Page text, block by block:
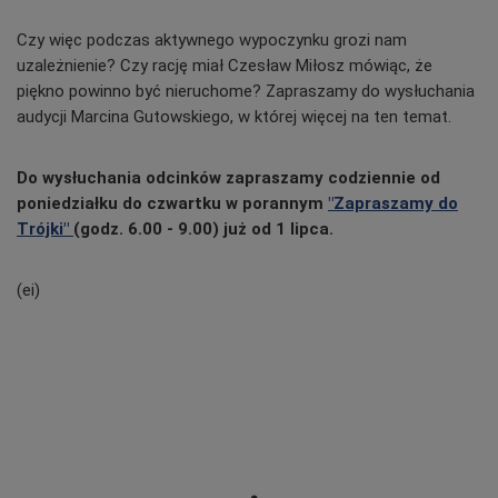
Czy więc podczas aktywnego wypoczynku grozi nam
uzależnienie? Czy rację miał Czesław Miłosz mówiąc, że
piękno powinno być nieruchome? Zapraszamy do wysłuchania
audycji Marcina Gutowskiego, w której więcej na ten temat.
Do wysłuchania odcinków zapraszamy codziennie od
poniedziałku do czwartku w porannym "Zapraszamy do
Trójki" (godz. 6.00 - 9.00) już od 1 lipca.
(ei)